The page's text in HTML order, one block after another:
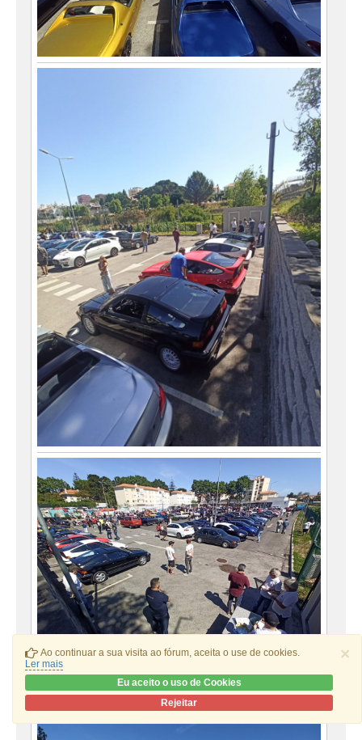
×
Ao continuar a sua visita ao fórum, aceita o use de cookies.
Ler mais
Eu aceito o uso de Cookies
Rejeitar